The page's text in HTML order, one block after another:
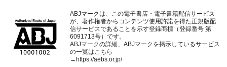
ABJマークは、この電子書店・電子書籍配信サービス
が、著作権者からコンテンツ使用許諾を得た正規版配
信サービスであることを示す登録商標（登録番号 第
6091713号）です。
ABJマークの詳細、ABJマークを掲示しているサービス
の一覧はこちら
→ https://aebs.or.jp/